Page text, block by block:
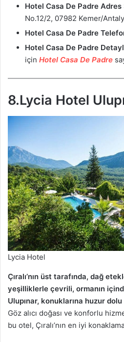
Hotel Casa De Padre Adres
No.12/2, 07982 Kemer/
Hotel Casa De Padre
Hotel Casa De Padre
için Hotel Casa De Padre
8.Lycia Hotel
Lycia Hotel
Çıralı’nın üst tarafında, dağ
yeşilliklerle çevrili, ormanın
Ulupınar, konuklarına huzur
Göz alıcı doğası ve konforlu
bu otel, Çıralı’nın en iyi